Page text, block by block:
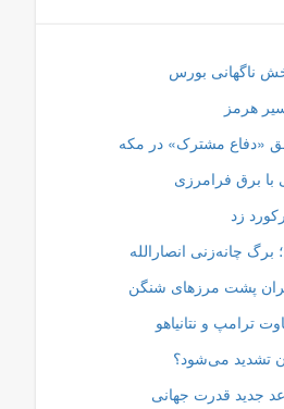
ناگهانی بورس
هرمز
«دفاع مشترک» در مکه
با برق فرامرزی
زد
چانه‌زنی انصارالله
پشت مرزهای شنگن
ترامپ و نتانیاهو
تشدید می‌شود؟
جدید قدرت جهانی